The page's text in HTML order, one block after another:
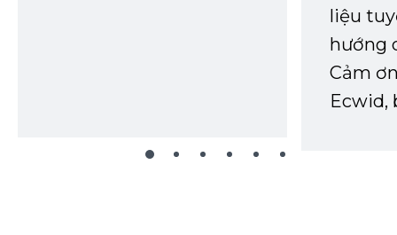
liệu
hướng
Cảm
Ecwid,